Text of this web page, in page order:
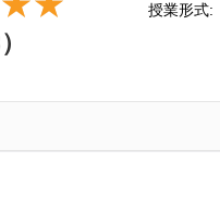
授業形式: